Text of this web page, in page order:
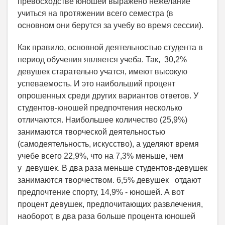
учиться на протяжении всего семестра (в
основном они берутся за учебу во время сессии).
Как правило, основной деятельностью студента в
период обучения является учеба. Так, 30,2%
девушек старательно учатся, имеют высокую
успеваемость. И это наибольший процент
опрошенных среди других вариантов ответов. У
студентов-юношей предпочтения несколько
отличаются. Наибольшее количество (25,9%)
занимаются творческой деятельностью
(самодеятельность, искусство), а уделяют время
учебе всего 22,9%, что на 7,3% меньше, чем
у девушек. В два раза меньше студентов-девушек
занимаются творчеством. 6,5% девушек отдают
предпочтение спорту, 14,9% - юношей. А вот
процент девушек, предпочитающих развлечения,
наоборот, в два раза больше процента юношей